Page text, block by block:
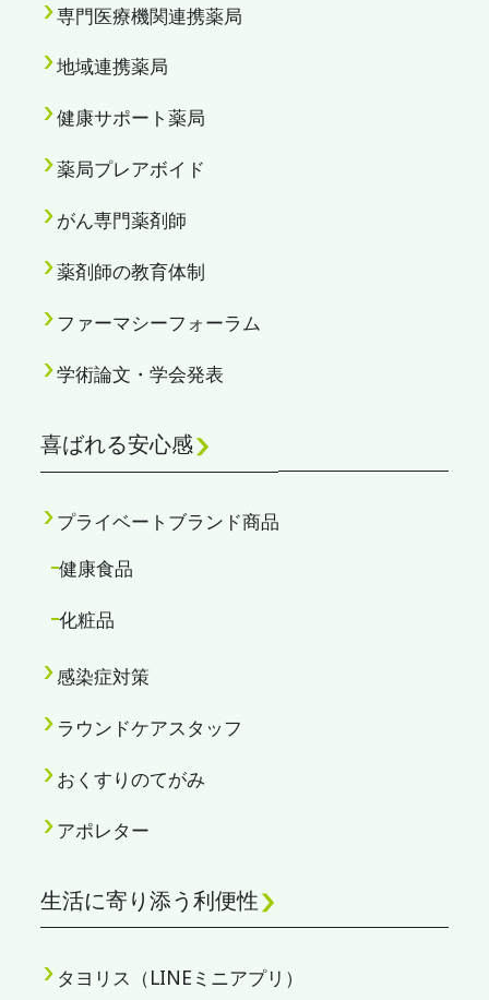
専門医療機関連携薬局
地域連携薬局
健康サポート薬局
薬局プレアボイド
がん専門薬剤師
薬剤師の教育体制
ファーマシーフォーラム
学術論文・学会発表
喜ばれる安心感
プライベートブランド商品
健康食品
化粧品
感染症対策
ラウンドケアスタッフ
おくすりのてがみ
アポレター
生活に寄り添う利便性
タヨリス（LINEミニアプリ）